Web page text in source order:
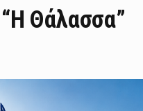
Θάλασσα”